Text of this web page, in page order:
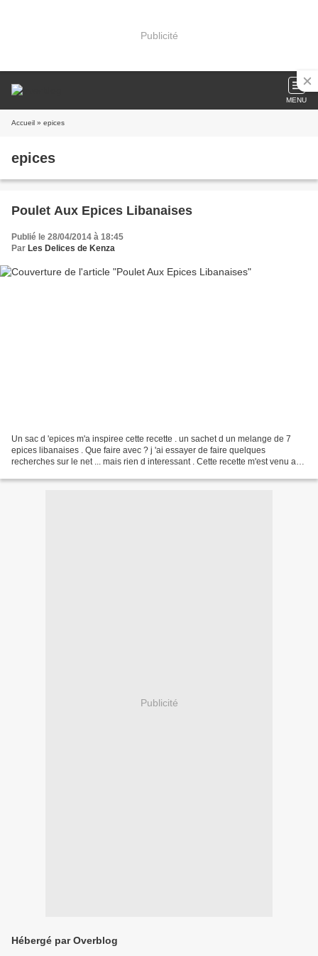
Publicité
MENU
Accueil » epices
epices
Poulet Aux Epices Libanaises
Publié le 28/04/2014 à 18:45
Par Les Delices de Kenza
Un sac d 'epices m'a inspiree cette recette . un sachet d un melange de 7
epices libanaises . Que faire avec ? j 'ai essayer de faire quelques
recherches sur le net ... mais rien d interessant . Cette recette m'est venu a
Publicité
Hébergé par Overblog